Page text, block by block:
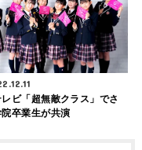
レビ「超無敵クラス」でさ
院卒業生が共演